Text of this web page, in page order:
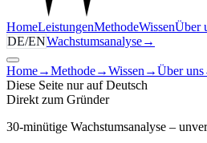
HomeLeistungenMethodeWissenÜber
DE/ENWachstumsanalyse→
Home→Methode→Wissen →Über uns
Diese Seite nur auf Deutsch
Direkt zum Gründer
30-minütige Wachstumsanalyse –